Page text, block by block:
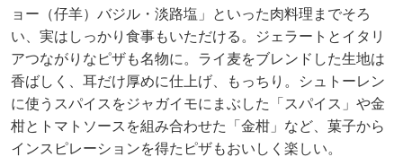
ョー（仔羊）バジル・淡路塩」といった肉料理までそろ
い、実はしっかり食事もいただける。ジェラートとイタリ
アつながりなピザも名物に。ライ麦をブレンドした生地は
香ばしく、耳だけ厚めに仕上げ、もっちり。シュトーレン
に使うスパイスをジャガイモにまぶした「スパイス」や金
柑とトマトソースを組み合わせた「金柑」など、菓子から
インスピレーションを得たピザもおいしく楽しい。